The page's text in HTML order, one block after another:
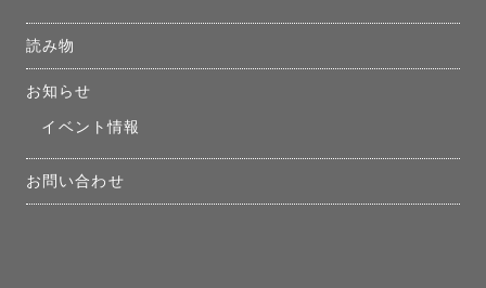
読み物
お知らせ
イベント情報
お問い合わせ